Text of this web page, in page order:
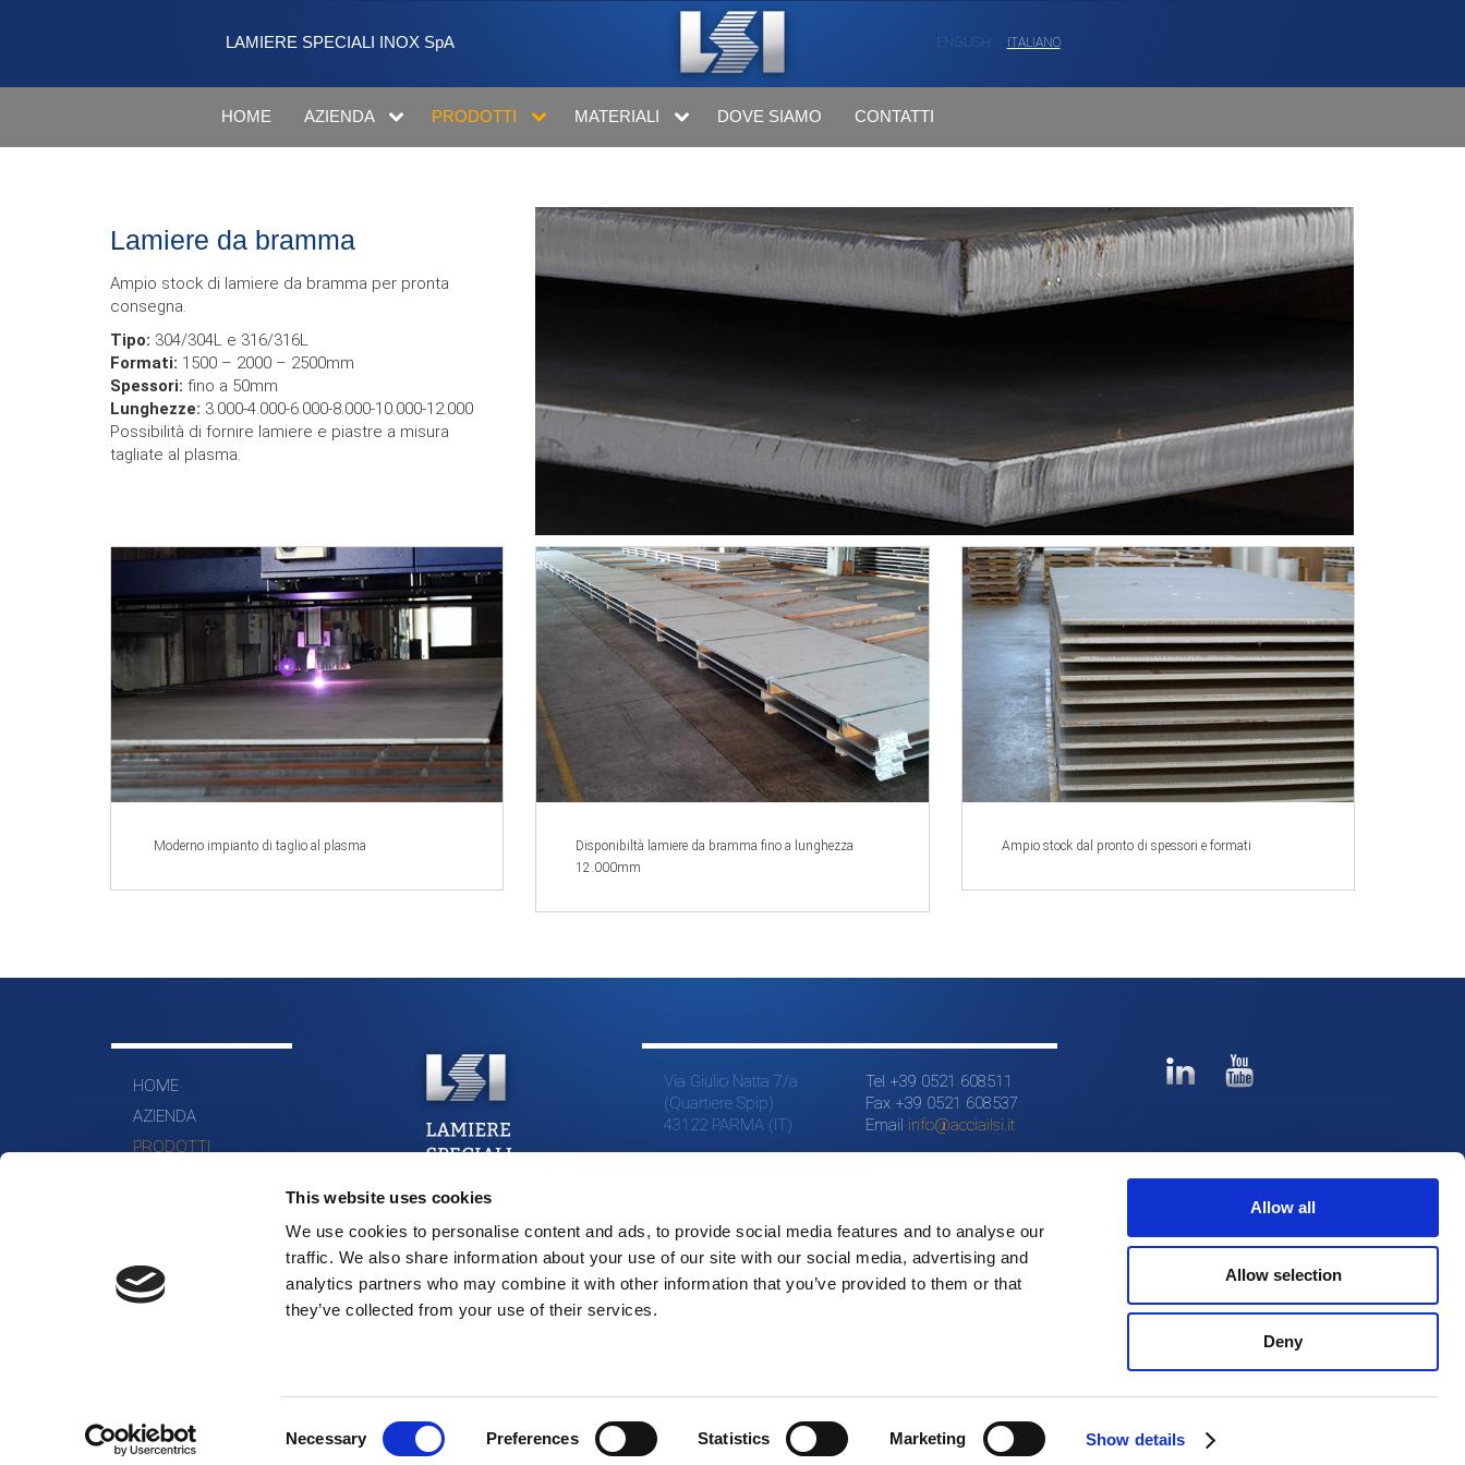
This website uses cookies
We use cookies to personalise content and ads, to provide social media features and to analyse our
traffic. We also share information about your use of our site with our social media, advertising and
analytics partners who may combine it with other information that you’ve provided to them or that
they’ve collected from your use of their services.
Necessary Preferences Statistics Marketing Show details
Allow all
Allow selection
Deny
LAMIERE SPECIALI INOX SpA ENGLISH ITALIANO
HOME AZIENDA PRODOTTI MATERIALI DOVE SIAMO CONTATTI
Lamiere da bramma
Ampio stock di lamiere da bramma per pronta
consegna.
Tipo: 304/304L e 316/316L
Formati: 1500 – 2000 – 2500mm
Spessori: fino a 50mm
Lunghezze: 3.000-4.000-6.000-8.000-10.000-12.000
Possibilità di fornire lamiere e piastre a misura
tagliate al plasma.
Moderno impianto di taglio al plasma
Disponibiltà lamiere da bramma fino a lunghezza
12.000mm
Ampio stock dal pronto di spessori e formati
HOME
AZIENDA
PRODOTTI
Via Giulio Natta 7/a
(Quartiere Spip)
43122 PARMA (IT)
Tel +39 0521 608511
Fax +39 0521 608537
Email info@acciailsi.it
©2015 LSI // All right reserved // P.IVA 01543490344 // credits